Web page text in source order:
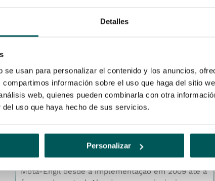
Detalles
se usan para personalizar el contenido y los anuncios,
información sobre el uso que haga del sitio
web, quienes pueden combinarla con otra
uso que haya hecho de sus servicios.
Personalizar
Mota-Engil Eng. e Construção
Conheça os oradores
BIM na Mota-Engil Engenharia e Construção, a
pertinência da mudança
Neste webinar apresentamos o percurso BIM da
Mota-Engil desde a implementação em 2009 até à